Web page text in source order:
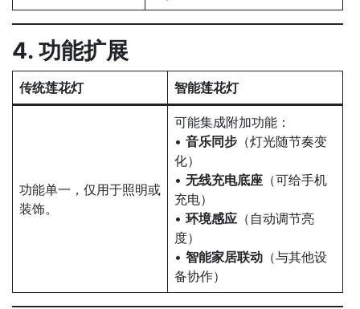
4. 功能扩展
传统莲花灯 智能莲花灯
功能单一，仅用于照明或
装饰。
可能集成附加功能：
• 音乐同步 （灯光随节奏变
化）
• 无线充电底座 （可给手机
充电）
• 环境感应 （自动调节亮
度）
• 智能家居联动 （与其他设
备协作）